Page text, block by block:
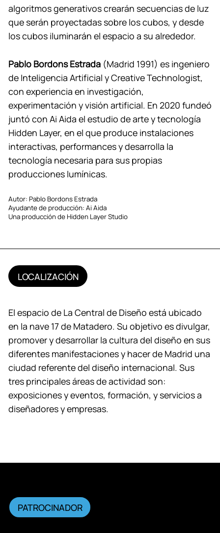
algoritmos generativos crearán secuencias de luz
que serán proyectadas sobre los cubos, y desde
los cubos iluminarán el espacio a su alrededor.
Pablo Bordons Estrada(Madrid 1991) es ingeniero
de Inteligencia Artificial y Creative Technologist,
con experiencia en investigación,
experimentación y visión artificial. En 2020 fundeó
juntó con Ai Aida el estudio de arte y tecnología
Hidden Layer, en el que produce instalaciones
interactivas, performances y desarrolla la
tecnología necesaria para sus propias
producciones lumínicas.
Autor: Pablo Bordons Estrada
Ayudante de producción: Ai Aida
Una producción de Hidden Layer Studio
LOCALIZACIÓN
El espacio de La Central de Diseño está ubicado
en la nave 17 de Matadero. Su objetivo es divulgar,
promover y desarrollar la cultura del diseño en sus
diferentes manifestaciones y hacer de Madrid una
ciudad referente del diseño internacional. Sus
tres principales áreas de actividad son:
exposiciones y eventos, formación, y servicios a
diseñadores y empresas.
PATROCINADOR